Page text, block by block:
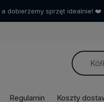
a dobierzemy sprzęt idealnie! ❤️
Regulamin Koszty